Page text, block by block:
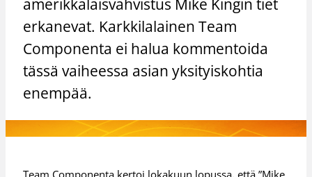
amerikkalaisvahvistus Mike Kingin tiet
erkanevat. Karkkilalainen Team
Componenta ei halua kommentoida
tässä vaiheessa asian yksityiskohtia
enempää.
Team Componenta kertoi lokakuun lopussa, että ”Mike